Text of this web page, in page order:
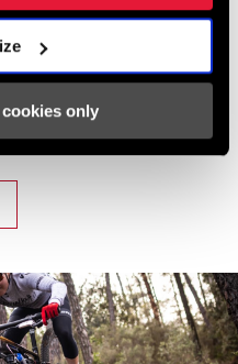
only
change the game
mountain biking evolve.
look back and talk to
of Flight